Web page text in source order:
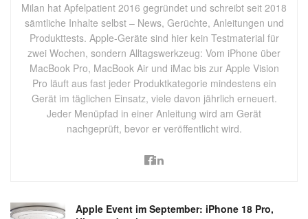
Milan hat Apfelpatient 2016 gegründet und schreibt seit 2018
sämtliche Inhalte selbst – News, Gerüchte, Anleitungen und
Produkttests. Apple-Geräte sind hier kein Testmaterial für
zwei Wochen, sondern Alltagswerkzeug: Vom iPhone über
MacBook Pro, MacBook Air und iMac bis zur Apple Vision
Pro läuft aus fast jeder Produktkategorie mindestens ein
Gerät im täglichen Einsatz, viele davon jährlich erneuert.
Jeder Menüpfad in einer Anleitung wird am Gerät
nachgeprüft, bevor er veröffentlicht wird.
Apple Event im September: iPhone 18 Pro,